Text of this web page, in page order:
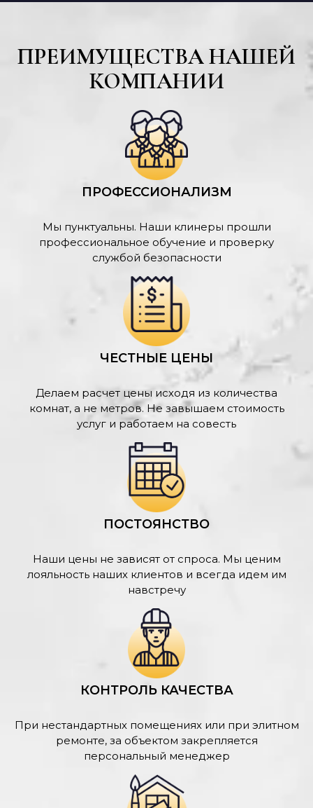
ПРЕИМУЩЕСТВА НАШЕЙ
КОМПАНИИ
ПРОФЕССИОНАЛИЗМ
Мы пунктуальны. Наши клинеры прошли
профессиональное обучение и проверку
службой безопасности
ЧЕСТНЫЕ ЦЕНЫ
Делаем расчет цены исходя из количества
комнат, а не метров. Не завышаем стоимость
услуг и работаем на совесть
ПОСТОЯНСТВО
Наши цены не зависят от спроса. Мы ценим
лояльность наших клиентов и всегда идем им
навстречу
КОНТРОЛЬ КАЧЕСТВА
При нестандартных помещениях или при элитном
ремонте, за объектом закрепляется
персональный менеджер